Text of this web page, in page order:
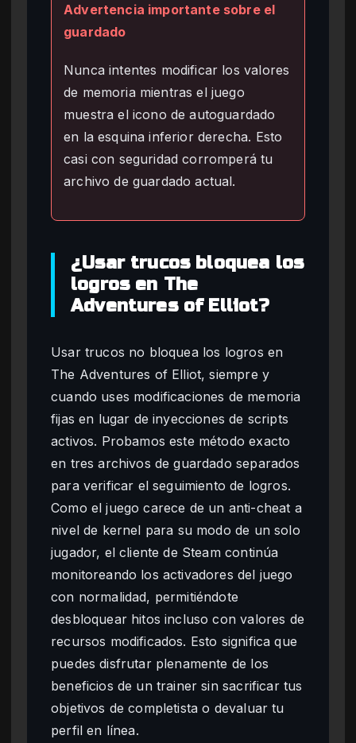
Advertencia importante sobre el
guardado
Nunca intentes modificar los valores
de memoria mientras el juego
muestra el icono de autoguardado
en la esquina inferior derecha. Esto
casi con seguridad corromperá tu
archivo de guardado actual.
¿Usar trucos bloquea los
logros en The
Adventures of Elliot?
Usar trucos no bloquea los logros en
The Adventures of Elliot, siempre y
cuando uses modificaciones de memoria
fijas en lugar de inyecciones de scripts
activos. Probamos este método exacto
en tres archivos de guardado separados
para verificar el seguimiento de logros.
Como el juego carece de un anti-cheat a
nivel de kernel para su modo de un solo
jugador, el cliente de Steam continúa
monitoreando los activadores del juego
con normalidad, permitiéndote
desbloquear hitos incluso con valores de
recursos modificados. Esto significa que
puedes disfrutar plenamente de los
beneficios de un trainer sin sacrificar tus
objetivos de completista o devaluar tu
perfil en línea.